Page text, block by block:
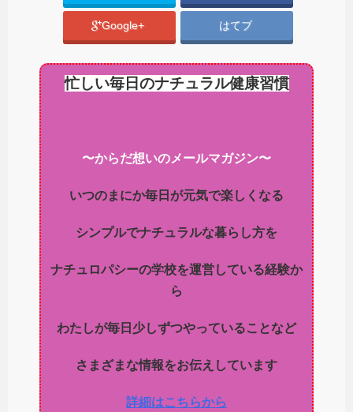
Google+ はてブ
忙しい毎日のナチュラル健康習慣
〜からだ想いのメールマガジン〜
いつのまにか毎日が元気で楽しくなる
シンプルでナチュラルな暮らし方を
ナチュロパシーの学校を運営している経験か
ら
わたしが毎日少しずつやっていることなど
さまざまな情報をお伝えしています
詳細はこちらから